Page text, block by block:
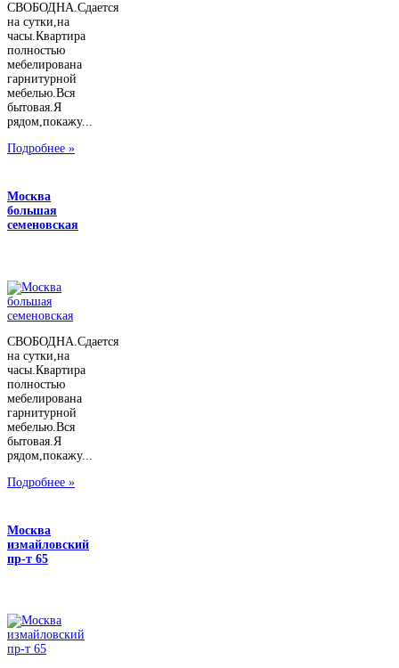
СВОБОДНА.Сдается
на сутки,на
часы.Квартира
полностью
мебелирована
гарнитурной
мебелью.Вся
бытовая.Я
рядом,покажу...
Подробнее »
Москва
большая
семеновская
СВОБОДНА.Сдается
на сутки,на
часы.Квартира
полностью
мебелирована
гарнитурной
мебелью.Вся
бытовая.Я
рядом,покажу...
Подробнее »
Москва
измайловский
пр-т 65